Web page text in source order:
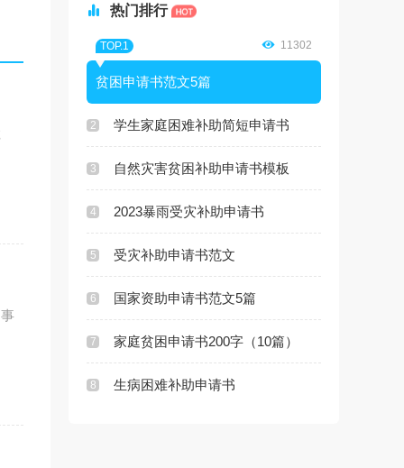
 热门排行
TOP.1  11302
贫困申请书范文5篇
2 学生家庭困难补助简短申请书
3 自然灾害贫困补助申请书模板
4 2023暴雨受灾补助申请书
5 受灾补助申请书范文
6 国家资助申请书范文5篇
7 家庭贫困申请书200字（10篇）
8 生病困难补助申请书